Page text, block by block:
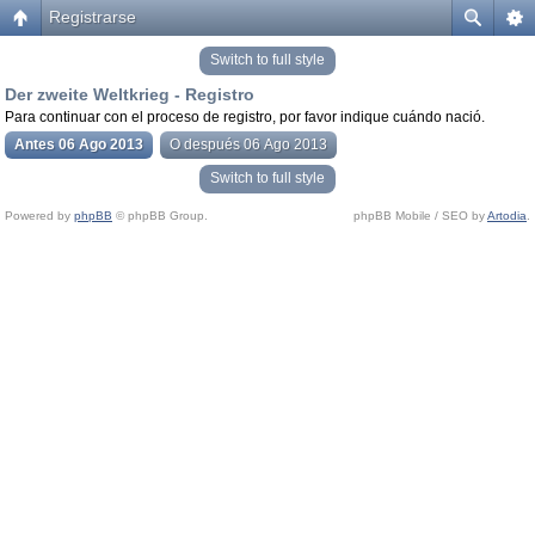
Registrarse
Switch to full style
Der zweite Weltkrieg - Registro
Para continuar con el proceso de registro, por favor indique cuándo nació.
Antes 06 Ago 2013
O después 06 Ago 2013
Switch to full style
Powered by phpBB © phpBB Group. phpBB Mobile / SEO byArtodia